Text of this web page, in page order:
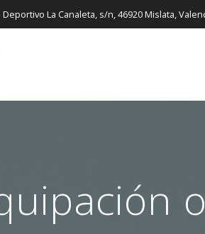
La Canaleta, s/n, 46920 Mislata,